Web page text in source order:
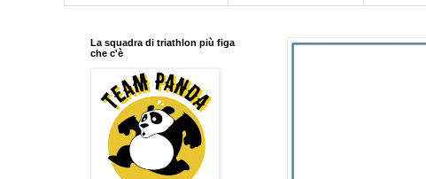
La squadra di triathlon più figa
che c'è